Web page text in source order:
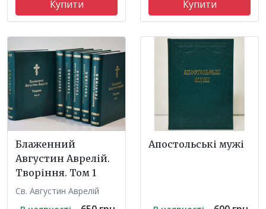
Купити
Купити
Блаженний
Августин Аврелій.
Творіння. Том 1
Св. Августин Аврелій
Апостольські мужі